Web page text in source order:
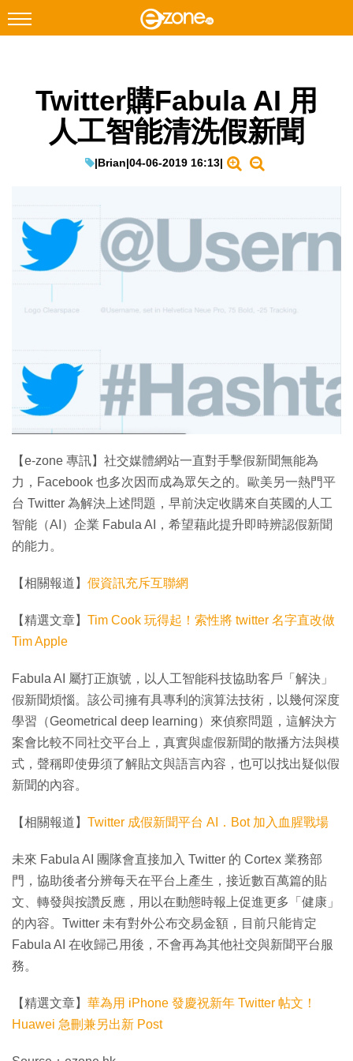
Facebook Instagram
教學評測
EduTech
IT Times
生成式AI與雲端應用
特集
Twitter購Fabula AI 用
人工智能清洗假新聞
|Brian|04-06-2019 16:13|
【e-zone 專訊】社交媒體網站一直對手擊假新聞無能為
力，Facebook 也多次因而成為眾矢之的。歐美另一熱門平
台 Twitter 為解決上述問題，早前決定收購來自英國的人工
智能（AI）企業 Fabula AI，希望藉此提升即時辨認假新聞
的能力。
【相關報道】 假資訊充斥互聯網
【精選文章】 Tim Cook 玩得起！索性將 twitter 名字直改做
Tim Apple
Fabula AI 屬打正旗號，以人工智能科技協助客戶「解決」
假新聞煩惱。該公司擁有具專利的演算法技術，以幾何深度
學習（Geometrical deep learning）來偵察問題，這解決方
案會比較不同社交平台上，真實與虛假新聞的散播方法與模
式，聲稱即使毋須了解貼文與語言內容，也可以找出疑似假
新聞的內容。
【相關報道】 Twitter 成假新聞平台 AI．Bot 加入血腥戰場
未來 Fabula AI 團隊會直接加入 Twitter 的 Cortex 業務部
門，協助後者分辨每天在平台上產生，接近數百萬篇的貼
文、轉發與按讚反應，用以在動態時報上促進更多「健康」
的內容。Twitter 未有對外公布交易金額，目前只能肯定
Fabula AI 在收歸己用後，不會再為其他社交與新聞平台服
務。
【精選文章】 華為用 iPhone 發慶祝新年 Twitter 帖文！
Huawei 急刪兼另出新 Post